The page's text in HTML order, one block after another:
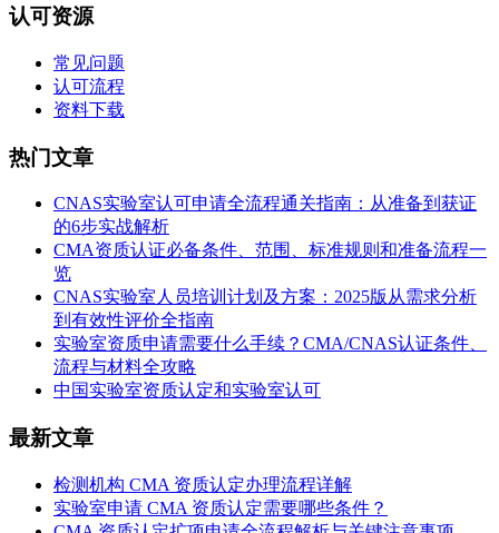
认可资源
常见问题
认可流程
资料下载
热门文章
CNAS实验室认可申请全流程通关指南：从准备到获证
的6步实战解析
CMA资质认证必备条件、范围、标准规则和准备流程一
览
CNAS实验室人员培训计划及方案：2025版从需求分析
到有效性评价全指南
实验室资质申请需要什么手续？CMA/CNAS认证条件、
流程与材料全攻略
中国实验室资质认定和实验室认可
最新文章
检测机构 CMA 资质认定办理流程详解
实验室申请 CMA 资质认定需要哪些条件？